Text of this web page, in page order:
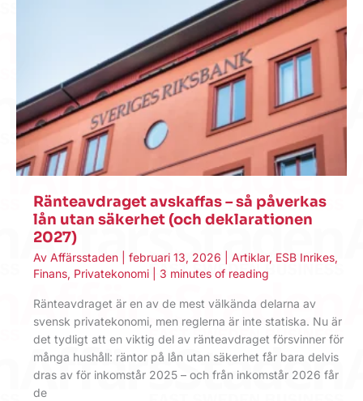
Ränteavdraget avskaffas – så påverkas
lån utan säkerhet (och deklarationen
2027)
Av Affärsstaden februari 13, 2026 Artiklar, ESB Inrikes,
Finans, Privatekonomi 3 minutes of reading
Ränteavdraget är en av de mest välkända delarna av
svensk privatekonomi, men reglerna är inte statiska. Nu är
det tydligt att en viktig del av ränteavdraget försvinner för
många hushåll: räntor på lån utan säkerhet får bara delvis
dras av för inkomstår 2025 – och från inkomstår 2026 får
de